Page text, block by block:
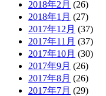
2018年2月 (26)
2018年1月 (27)
2017年12月 (37)
2017年11月 (37)
2017年10月 (30)
2017年9月 (26)
2017年8月 (26)
2017年7月 (29)